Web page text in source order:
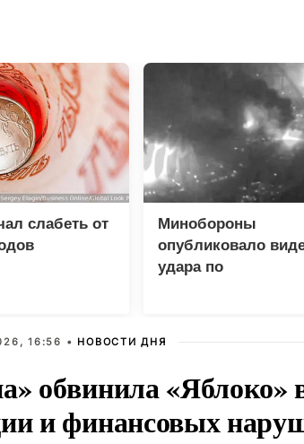
слабеть от
Минобороны
опубликовало
удара по
16:56 • НОВОСТИ ДНЯ
обвинила «Яблоко»
и финансовых